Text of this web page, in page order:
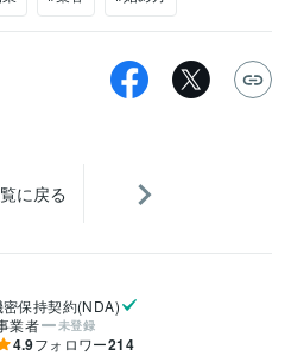
に戻る
密保持契約(NDA)
業者
未登録
4.9フォロワー214